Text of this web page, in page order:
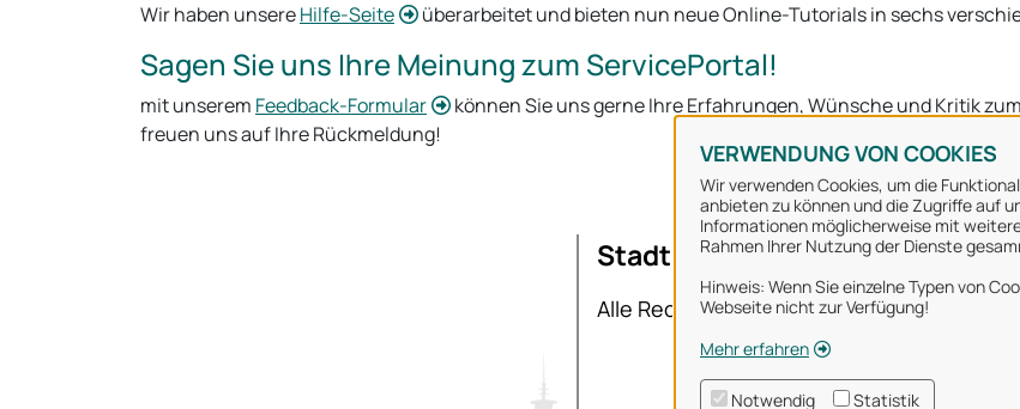
VERWENDUNG VON COOKIES
Wir verwenden Cookies, um die
anbieten zu können und die Zugriffe auf
Informationen möglicherweise mit
Rahmen Ihrer Nutzung der Dienste
Hinweis: Wenn Sie einzelne Typen von
Webseite nicht zur Verfügung!
Mehr erfahren
Notwendig Statistik
Wir haben unsereHilfe-Seite überarbeitet und bieten nun neue Online-Tutorials in sechs
Sagen Sie uns Ihre Meinung zum ServicePortal!
mit unserem Feedback-Formular
können Sie uns gerne Ihre Erfahrungen, Wünsche und Kritik
freuen uns auf Ihre Rückmeldung!
Stadt Osnabrück
Alle Rechte vorbehalten